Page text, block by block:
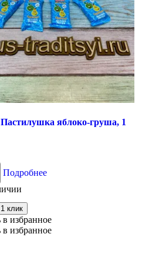
яблоко-груша, 1
Подробнее
клик
в избранное
в избранное